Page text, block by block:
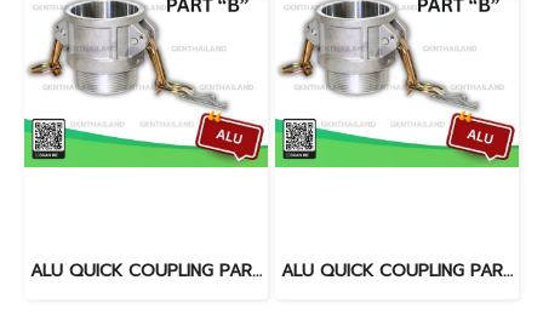
ALU QUICK COUPLING PART "B" SIZE : 6"BSPT, NPT ALU QUICK COUPLING PART "B" SIZE : 5"BSPT, NPT